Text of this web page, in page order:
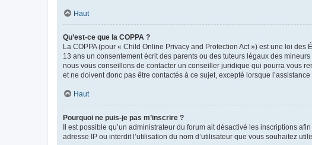
Haut
Qu’est-ce que la COPPA ?
La COPPA (pour « Child Online Privacy and Protection Act ») est une loi
13 ans un consentement écrit des parents ou des tuteurs légaux des
nous vous conseillons de contacter un conseiller juridique qui pourra vous
et ne doivent donc pas être contactés à ce sujet, excepté lorsque
Haut
Pourquoi ne puis-je pas m’inscrire ?
Il est possible qu’un administrateur du forum ait désactivé les inscriptions
adresse IP ou interdit l’utilisation du nom d’utilisateur que vous souhaitez